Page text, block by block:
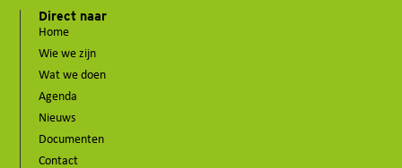
Direct naar
Home
Wie we zijn
Wat we doen
Agenda
Nieuws
Documenten
Contact